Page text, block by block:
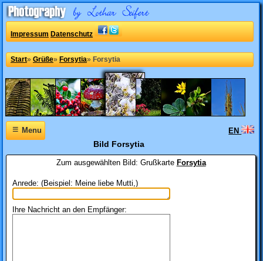
Impressum Datenschutz
Start» Grüße» Forsytia» Forsytia
≡Menu EN
Bild Forsytia
Zum ausgewählten Bild: Grußkarte Forsytia
Anrede: (Beispiel: Meine liebe Mutti,)
Ihre Nachricht an den Empfänger: